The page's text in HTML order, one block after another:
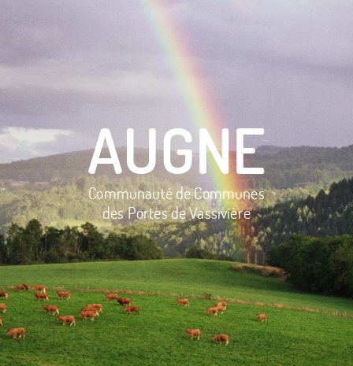
AUGNE
Communauté de Communes
des Portes de Vassivière